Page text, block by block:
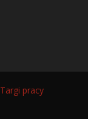
Targi pracy